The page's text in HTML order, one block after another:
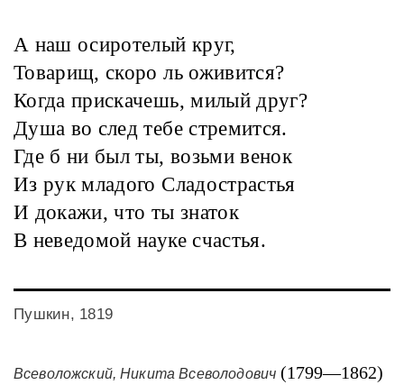
А наш осиротелый круг,
Товарищ, скоро ль оживится?
Когда прискачешь, милый друг?
Душа во след тебе стремится.
Где б ни был ты, возьми венок
Из рук младого Сладострастья
И докажи, что ты знаток
В неведомой науке счастья.
Пушкин, 1819
Всеволожский, Никита Всеволодович (1799—1862)